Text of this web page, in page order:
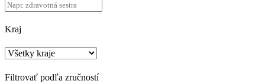
Kraj
Filtrovať podľa zručností